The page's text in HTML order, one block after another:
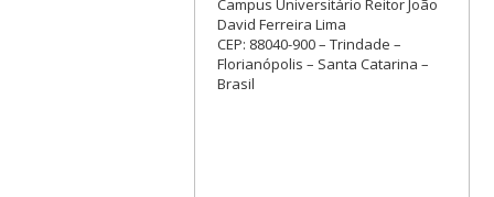
Campus Universitário Reitor João
David Ferreira Lima
CEP: 88040-900 – Trindade –
Florianópolis – Santa Catarina –
Brasil